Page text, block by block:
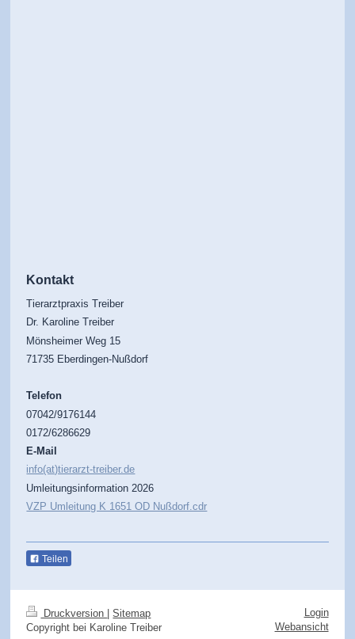
Kontakt
Tierarztpraxis Treiber
Dr. Karoline Treiber
Mönsheimer Weg 15
71735 Eberdingen-Nußdorf
Telefon
07042/9176144
0172/6286629
E-Mail
info(at)tierarzt-treiber.de
Umleitungsinformation 2026
VZP Umleitung K 1651 OD Nußdorf.cdr
Teilen
Druckversion
Sitemap
Copyright bei Karoline Treiber
Login
Webansicht